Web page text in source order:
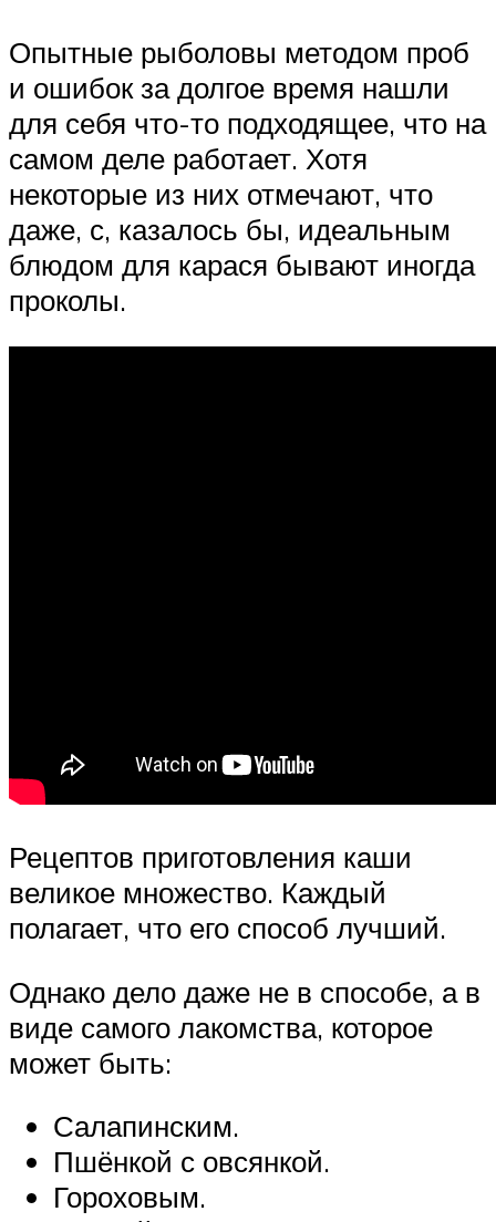
Опытные рыболовы методом проб
и ошибок за долгое время нашли
для себя что-то подходящее, что на
самом деле работает. Хотя
некоторые из них отмечают, что
даже, с, казалось бы, идеальным
блюдом для карася бывают иногда
проколы.
Рецептов приготовления каши
великое множество. Каждый
полагает, что его способ лучший.
Однако дело даже не в способе, а в
виде самого лакомства, которое
может быть:
Салапинским.
Пшёнкой с овсянкой.
Гороховым.